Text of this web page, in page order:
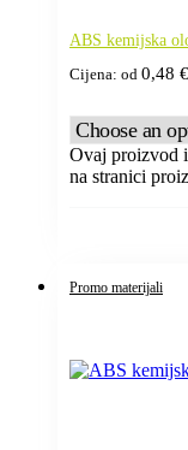
ABS kemijska
Cijena: od 0,48 €
Ovaj proizvod
na stranici
Promo materijali